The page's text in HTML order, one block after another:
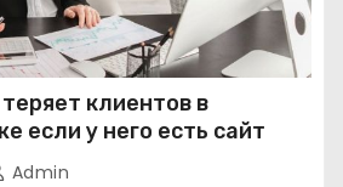
клиентов в
если у него есть сайт
Admin